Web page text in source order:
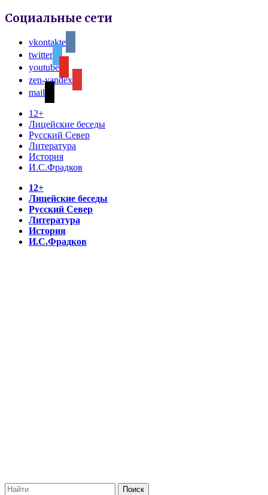
Социальные сети
vkontakte
twitter
youtube
zen-yandex
mail
12+
Лицейские беседы
Русский Север
Литература
История
И.С.Фрадков
12+
Лицейские беседы
Русский Север
Литература
История
И.С.Фрадков